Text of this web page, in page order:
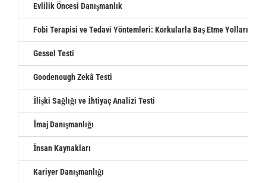
Evlilik Öncesi Danışmanlık
Fobi Terapisi ve Tedavi Yöntemleri: Korkularla Baş Etme Yolları
Gessel Testi
Goodenough Zekâ Testi
İlişki Sağlığı ve İhtiyaç Analizi Testi
İmaj Danışmanlığı
İnsan Kaynakları
Kariyer Danışmanlığı